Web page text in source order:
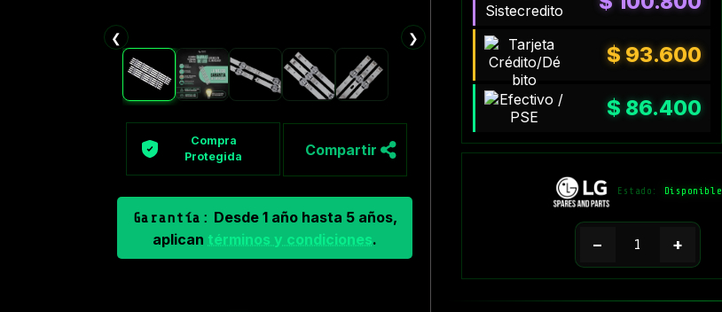
❮ ❯
Compra
Protegida
Compartir
Garantía: Desde 1 año hasta 5 años,
aplican términos y condiciones.
$93.600
$ 86.400
Estado: Disponible
− +